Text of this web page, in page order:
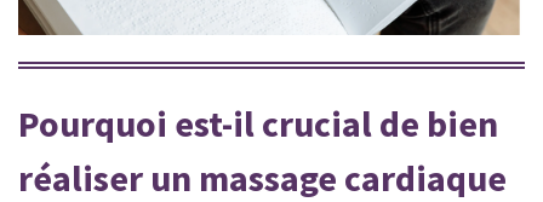
Pourquoi est-il crucial de bien
réaliser un massage cardiaque